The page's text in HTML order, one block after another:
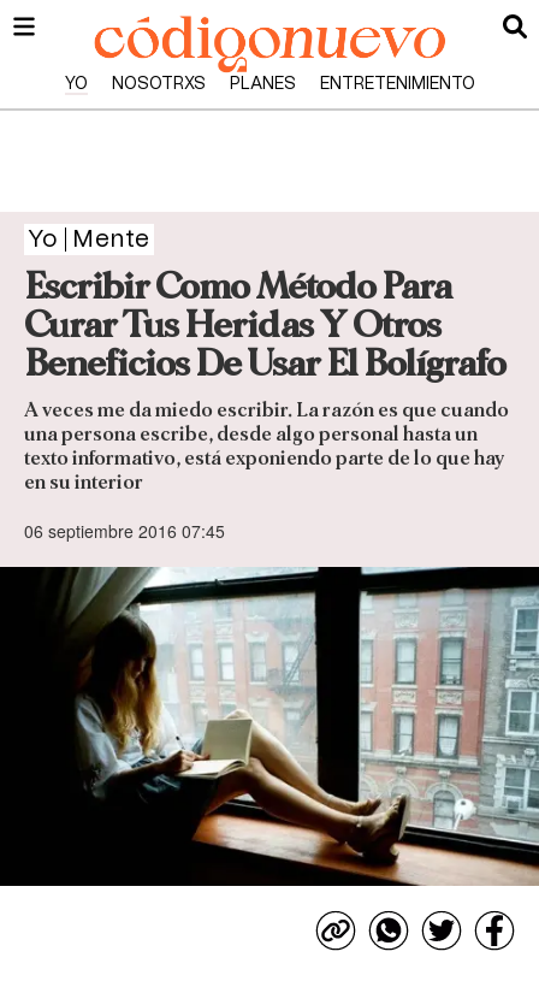
YO NOSOTRXS PLANES ENTRETENIMIENTO
Yo Mente
Escribir Como Método Para
Curar Tus Heridas Y Otros
Beneficios De Usar El Bolígrafo
A veces me da miedo escribir. La razón es que cuando
una persona escribe, desde algo personal hasta un
texto informativo, está exponiendo parte de lo que hay
en su interior
06 septiembre 2016 07:45